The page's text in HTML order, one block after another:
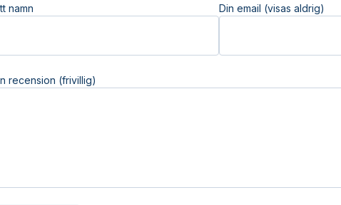
namn Din email (visas aldrig)
recension (frivillig)